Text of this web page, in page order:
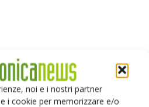
noi e i nostri partner
i cookie per memorizzare e/o